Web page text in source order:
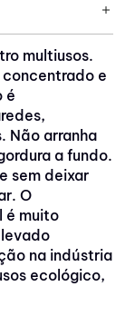
multiusos.
e
é
Não arranha
a fundo.
sem deixar
O
é muito
na indústria
ecológico,